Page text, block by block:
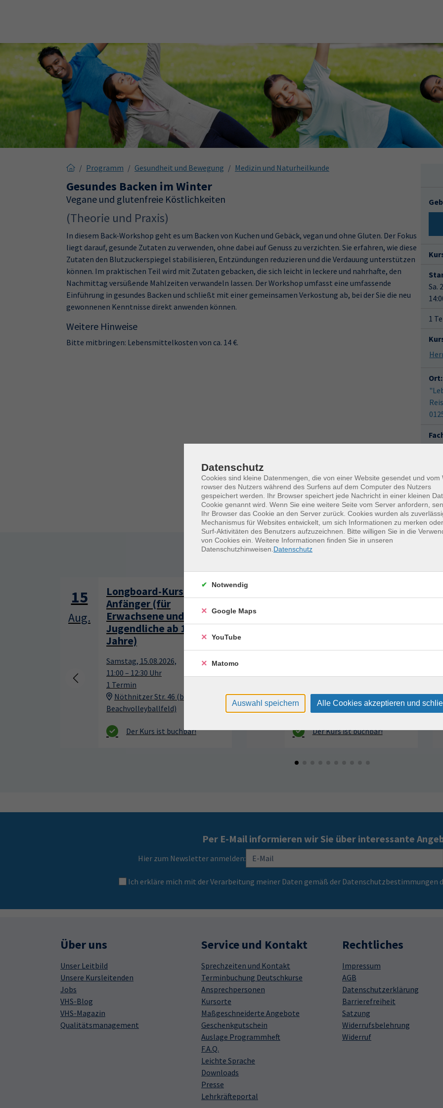
Programm Gesundheit und Bewegung Medizin und Naturheilkunde
Gesundes Backen im Winter
Vegane und glutenfreie Köstlichkeiten
(Theorie und Praxis)
In diesem Back-Workshop geht es um Backen von Kuchen und Gebäck, vegan und ohne Gluten. Der Fokus
liegt darauf, gesunde Zutaten zu verwenden, ohne dabei auf Genuss zu verzichten. Sie erfahren, wie diese
Zutaten den Blutzuckerspiegel stabilisieren, Entzündungen reduzieren und die Verdauung unterstützen
können. Im praktischen Teil wird mit Zutaten gebacken, die sich leicht in leckere und nahrhafte, den
Nachmittag versüßende Mahlzeiten verwandeln lassen. Der Workshop umfasst eine umfassende
Einführung in gesundes Backen und schließt mit einer gemeinsamen Verkostung ab, bei der Sie die neu
gewonnenen Kenntnisse direkt anwenden können.
Weitere Hinweise
Bitte mitbringen: Lebensmittelkosten von ca. 14 €.
Sa.
1
Ort:
15
Aug.
Longboard-Kurs für
Anfänger (für
Erwachsene und
Jugendliche ab 13
Jahre)
Samstag, 15.08.2026,
11:00 – 12:30 Uhr
1 Termin
Nöthnitzer Str. 46 (beim
Beachvolleyballfeld)
17
Aug.
09:30 – 12:30 Uhr
Per E-Mail informieren wir Sie über interessante
Hier zum Newsletter anmelden:
Ich erkläre mich mit der Verarbeitung meiner Daten gemäß der Datenschutzbestimmungen
Über uns
Unser Leitbild
Unsere Kursleitenden
Jobs
VHS-Blog
VHS-Magazin
Qualitätsmanagement
Service und Kontakt
Sprechzeiten und Kontakt
Terminbuchung Deutschkurse
Ansprechpersonen
Kursorte
Maßgeschneiderte Angebote
Geschenkgutschein
Auslage Programmheft
F.A.Q.
Leichte Sprache
Downloads
Presse
Lehrkräfteportal
Rechtliches
Impressum
AGB
Datenschutzerklärung
Barrierefreiheit
Satzung
Widerrufsbelehrung
Widerruf
Datenschutz
Cookies sind kleine Datenmengen, die von einer Website gesendet und vom
rowser des Nutzers während des Surfens auf dem Computer des Nutzers
gespeichert werden. Ihr Browser speichert jede Nachricht in einer kleinen
Cookie genannt wird. Wenn Sie eine weitere Seite vom Server anfordern,
Ihr Browser das Cookie an den Server zurück. Cookies wurden als
Mechanismus für Websites entwickelt, um sich Informationen zu merken
Surf-Aktivitäten des Benutzers aufzuzeichnen. Bitte willigen Sie in die
von Cookies ein. Weitere Informationen finden Sie in unseren
Datenschutzhinweisen. Datenschutz
Notwendig
Google Maps
YouTube
Matomo
Auswahl speichern Alle Cookies akzeptieren und